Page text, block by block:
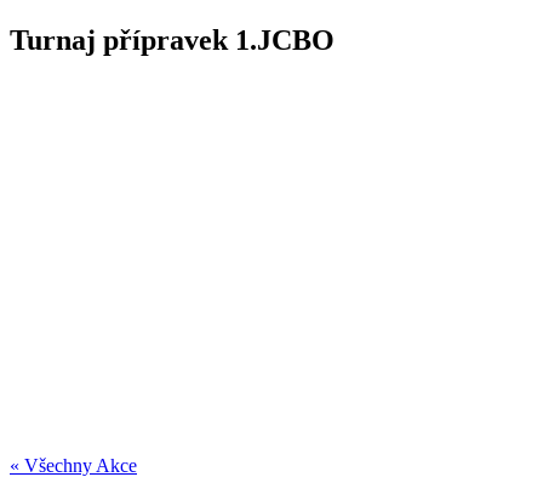
Turnaj přípravek 1.JCBO
« Všechny Akce